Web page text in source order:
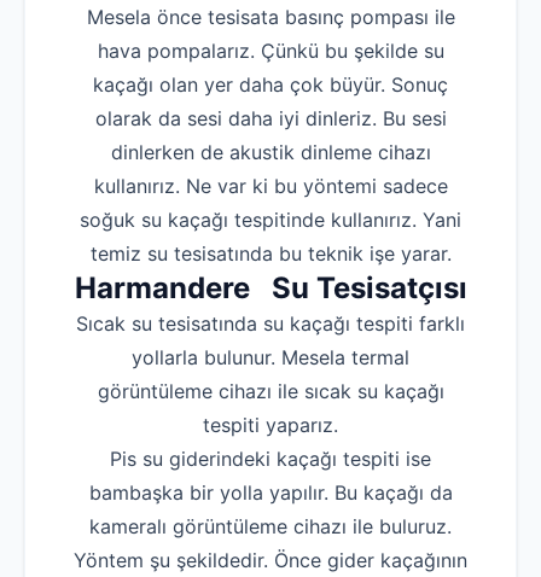
Mesela önce tesisata basınç pompası ile
hava pompalarız. Çünkü bu şekilde su
kaçağı olan yer daha çok büyür. Sonuç
olarak da sesi daha iyi dinleriz. Bu sesi
dinlerken de akustik dinleme cihazı
kullanırız. Ne var ki bu yöntemi sadece
soğuk su kaçağı tespitinde kullanırız. Yani
temiz su tesisatında bu teknik işe yarar.
Harmandere Su Tesisatçısı
Sıcak su tesisatında su kaçağı tespiti farklı
yollarla bulunur. Mesela termal
görüntüleme cihazı ile sıcak su kaçağı
tespiti yaparız.
Pis su giderindeki kaçağı tespiti ise
bambaşka bir yolla yapılır. Bu kaçağı da
kameralı görüntüleme cihazı ile buluruz.
Yöntem şu şekildedir. Önce gider kaçağının